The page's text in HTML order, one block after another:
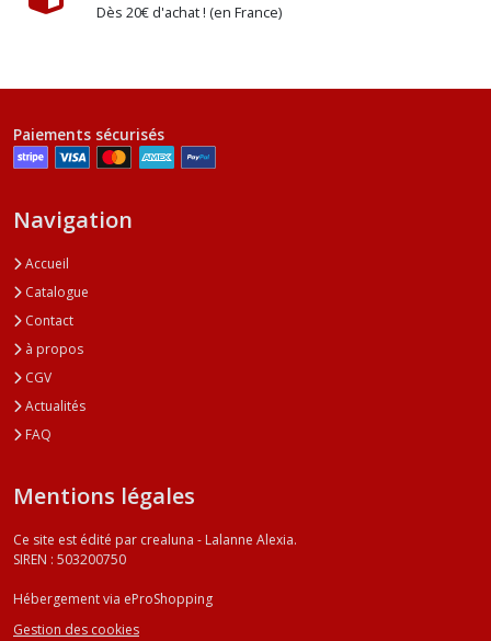
Dès 20€ d'achat ! (en France)
Paiements sécurisés
Navigation
Accueil
Catalogue
Contact
à propos
CGV
Actualités
FAQ
Mentions légales
Ce site est édité par crealuna - Lalanne Alexia.
SIREN : 503200750
Hébergement via eProShopping
Gestion des cookies